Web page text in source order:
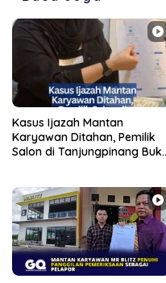
Kasus Ijazah Mantan
Karyawan Ditahan, Pemilik
Salon di Tanjungpinang